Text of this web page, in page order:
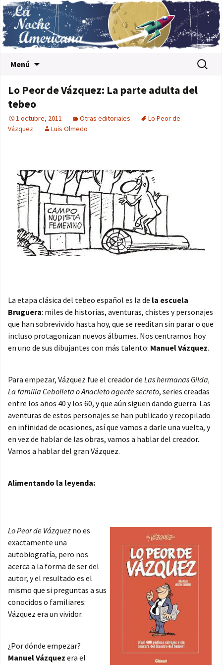
Menú Buscar:
Lo Peor de Vázquez: La parte adulta del
tebeo
1 octubre, 2011 Otras editoriales
Lo Peor de
Vázquez
Luis Olmedo
La etapa clásica del tebeo español es la de la escuela
Bruguera: miles de historias, aventuras, chistes y personajes
que han sobrevivido hasta hoy, que se reeditan sin parar o que
incluso protagonizan nuevos álbumes. Nos centramos hoy
en uno de sus dibujantes con más talento: Manuel Vázquez.
Para empezar, Vázquez fue el creador de Las hermanas Gilda,
La familia Cebolleta o Anacleto agente secreto, series creadas
entre los años 40 y los 60, y que aún siguen dando guerra. Las
aventuras de estos personajes se han publicado y recopilado
en infinidad de ocasiones, así que vamos a darle una vuelta, y
en vez de hablar de las obras, vamos a hablar del creador.
Vamos a hablar del gran Vázquez.
Alimentando la leyenda:
Lo Peor de Vázquez no es
exactamente una
autobiografía, pero nos
acerca a la forma de ser del
autor, y el resultado es el
mismo que si preguntas a sus
conocidos o familiares:
Vázquez era un vividor.
¿Por dónde empezar?
Manuel Vázquez era el